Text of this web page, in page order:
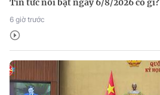
Tin tức nổi bật ngày 6/8/2026 có gì?
6 giờ trước